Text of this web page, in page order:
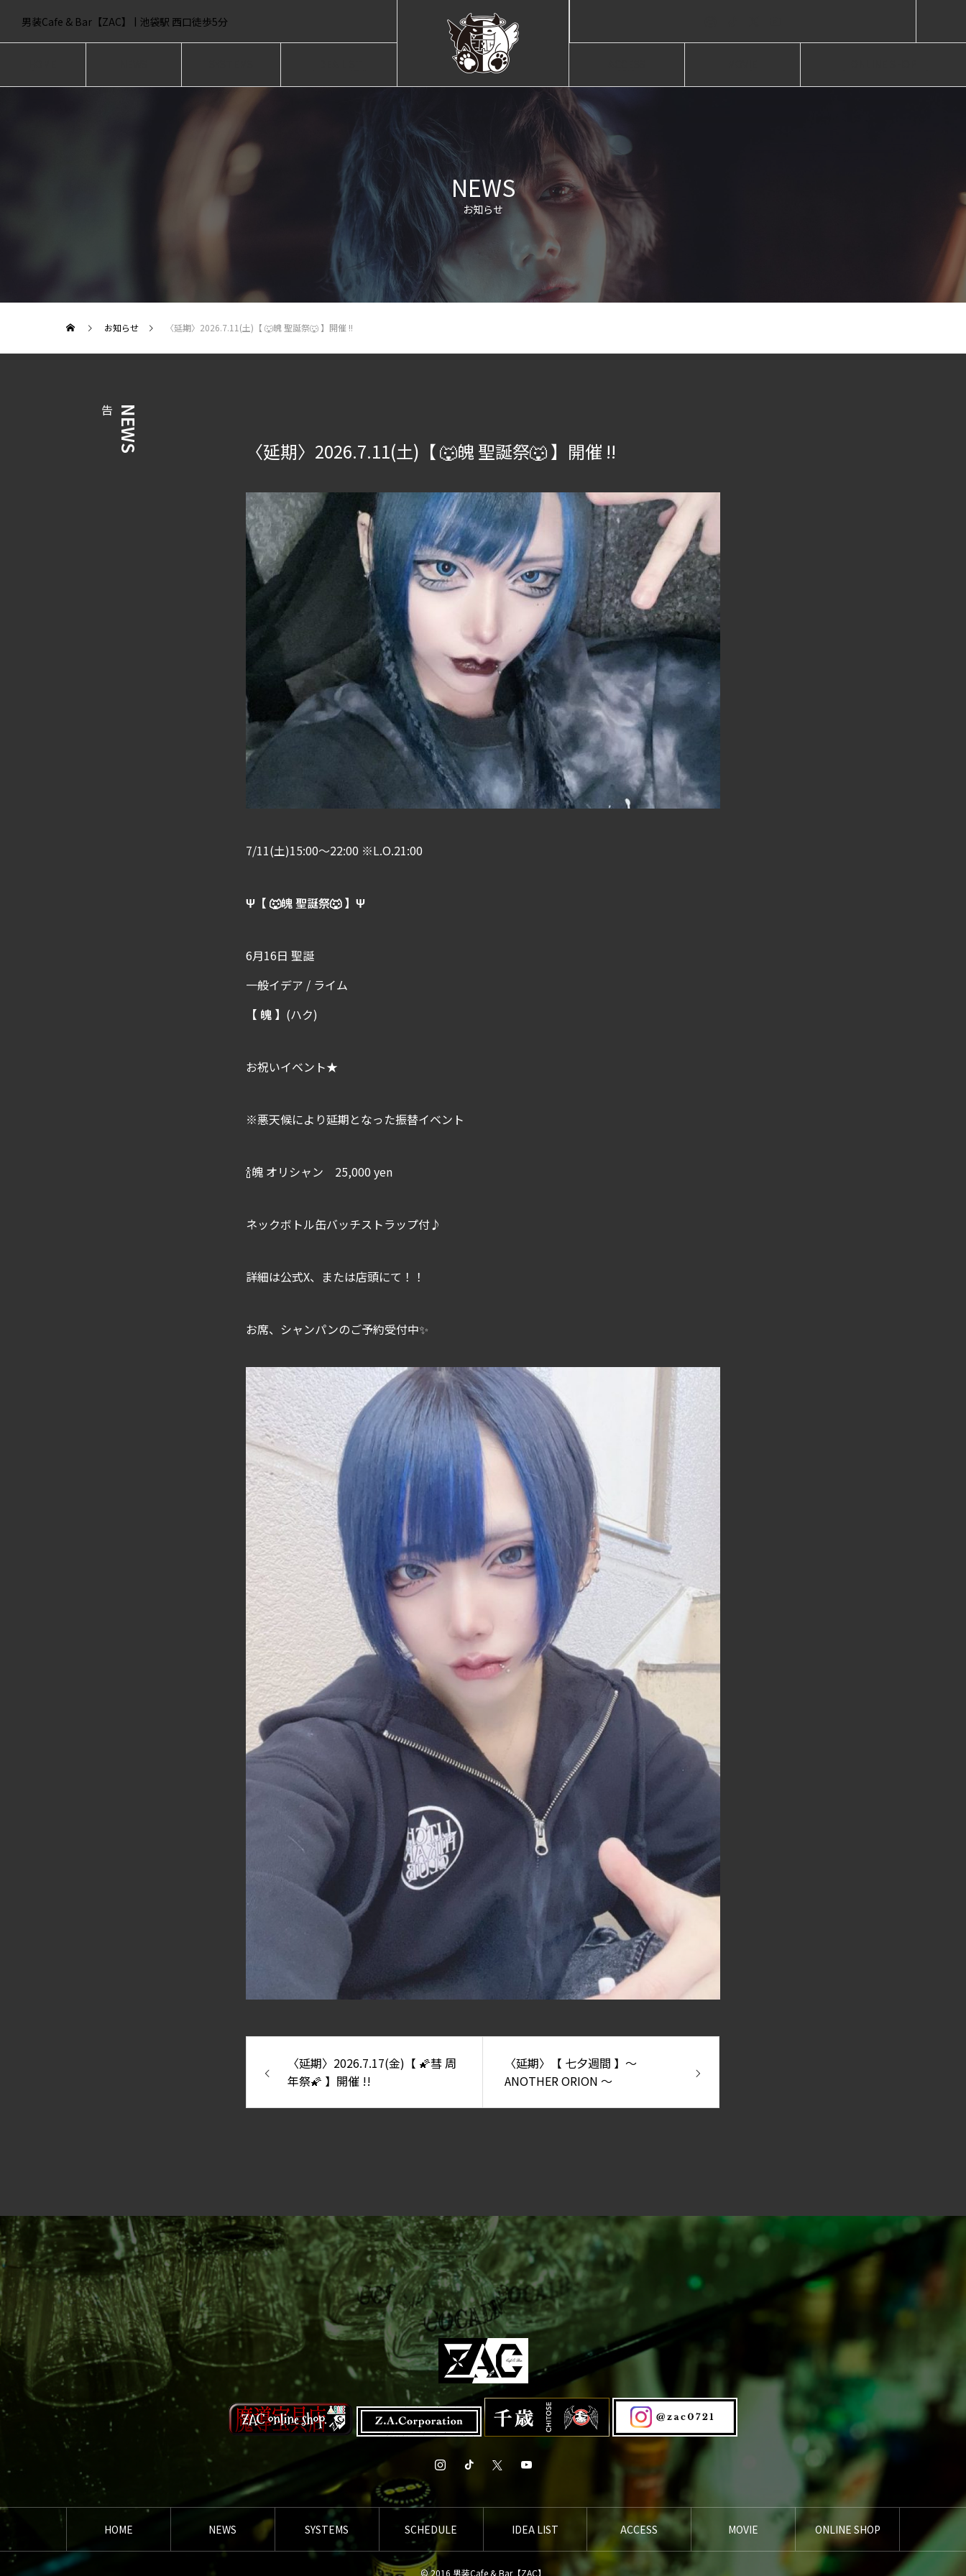
男装Cafe & Bar【ZAC】 | 池袋駅 西口徒歩5分
NEWS
お知らせ
お知らせ 〈延期〉2026.7.11(土)【 🐺魄 聖誕祭🐺 】開催 !!
NEWS
告
〈延期〉2026.7.11(土)【 🐺魄 聖誕祭🐺 】開催 !!
7/11(土)15:00～22:00 ※L.O.21:00
Ψ【 🐺魄 聖誕祭🐺 】Ψ
6月16日 聖誕
一般イデア / ライム
【 魄 】 (ハク)
お祝いイベント★
※悪天候により延期となった振替イベント
🍾魄 オリシャン 25,000 yen
ネックボトル缶バッチストラップ付♪
詳細は公式X、または店頭にて！！
お席、シャンパンのご予約受付中✨
〈延期〉2026.7.17(金)【 🌠彗 周
年祭🌠 】開催 !!
〈延期〉【 七夕週間 】～
ANOTHER ORION ～
HOME NEWS SYSTEMS SCHEDULE IDEA LIST ACCESS MOVIE ONLINE SHOP
© 2016 男装Cafe & Bar【ZAC】